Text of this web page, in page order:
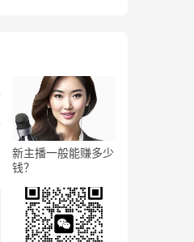
新主播一般能赚多少
钱？